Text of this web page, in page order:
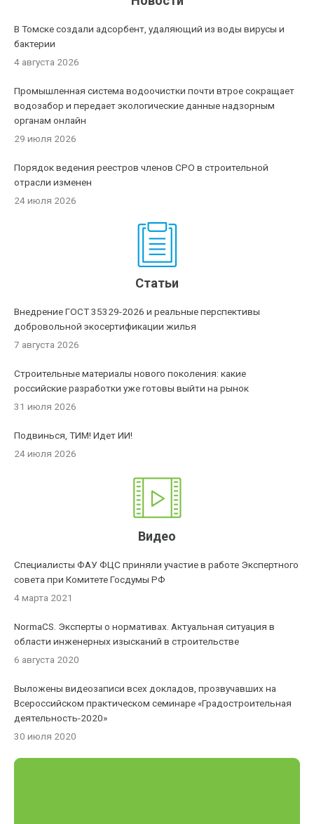
В Томске создали адсорбент, удаляющий из воды вирусы и
бактерии
4 августа 2026
Промышленная система водоочистки почти втрое сокращает
водозабор и передает экологические данные надзорным
органам онлайн
29 июля 2026
Порядок ведения реестров членов СРО в строительной
отрасли изменен
24 июля 2026
Статьи
Внедрение ГОСТ 35329-2026 и реальные перспективы
добровольной экосертификации жилья
7 августа 2026
Строительные материалы нового поколения: какие
российские разработки уже готовы выйти на рынок
31 июля 2026
Подвинься, ТИМ! Идет ИИ!
24 июля 2026
Видео
Специалисты ФАУ ФЦС приняли участие в работе Экспертного
совета при Комитете Госдумы РФ
4 марта 2021
NormaCS. Эксперты о нормативах. Актуальная ситуация в
области инженерных изысканий в строительстве
6 августа 2020
Выложены видеозаписи всех докладов, прозвучавших на
Всероссийском практическом семинаре «Градостроительная
деятельность-2020»
30 июля 2020